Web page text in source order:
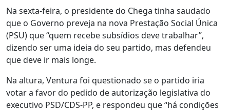
Na sexta-feira, o presidente do Chega tinha saudado
que o Governo preveja na nova Prestação Social Única
(PSU) que “quem recebe subsídios deve trabalhar”,
dizendo ser uma ideia do seu partido, mas defendeu
que deve ir mais longe.
Na altura, Ventura foi questionado se o partido iria
votar a favor do pedido de autorização legislativa do
executivo PSD/CDS-PP, e respondeu que “há condições